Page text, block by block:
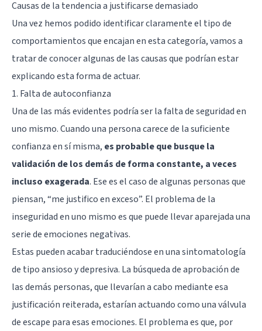
Causas de la tendencia a justificarse demasiado
Una vez hemos podido identificar claramente el tipo de
comportamientos que encajan en esta categoría, vamos a
tratar de conocer algunas de las causas que podrían estar
explicando esta forma de actuar.
1. Falta de autoconfianza
Una de las más evidentes podría ser la falta de seguridad en
uno mismo. Cuando una persona carece de la suficiente
confianza en sí misma, es probable que busque la
validación de los demás de forma constante, a veces
incluso exagerada. Ese es el caso de algunas personas que
piensan, “me justifico en exceso”. El problema de la
inseguridad en uno mismo es que puede llevar aparejada una
serie de emociones negativas.
Estas pueden acabar traduciéndose en una sintomatología
de tipo ansioso y depresiva. La búsqueda de aprobación de
las demás personas, que llevarían a cabo mediante esa
justificación reiterada, estarían actuando como una válvula
de escape para esas emociones. El problema es que, por